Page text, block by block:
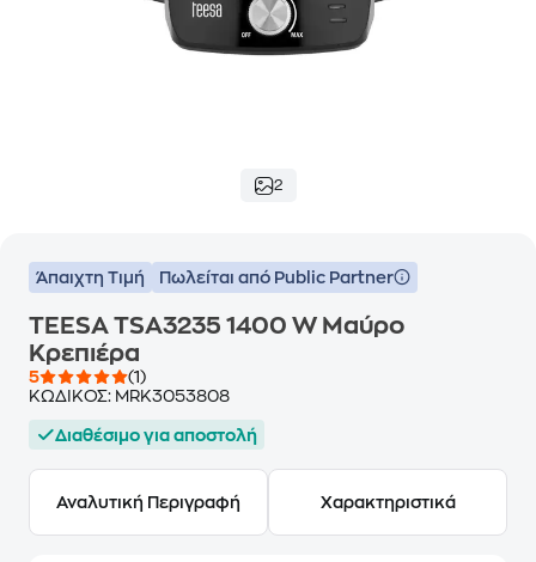
2
Άπαιχτη Τιμή Πωλείται από Public Partner
TEESA TSA3235 1400 W Μαύρο
Κρεπιέρα
5
(1)
ΚΩΔΙΚΟΣ: MRK3053808
Διαθέσιμο για αποστολή
Αναλυτική Περιγραφή Χαρακτηριστικά